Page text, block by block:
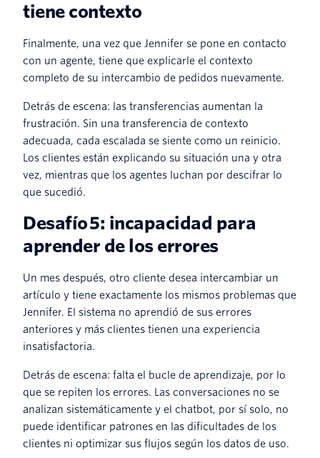
tiene contexto
Finalmente, una vez que Jennifer se pone en contacto
con un agente, tiene que explicarle el contexto
completo de su intercambio de pedidos nuevamente.
Detrás de escena: las transferencias aumentan la
frustración. Sin una transferencia de contexto
adecuada, cada escalada se siente como un reinicio.
Los clientes están explicando su situación una y otra
vez, mientras que los agentes luchan por descifrar lo
que sucedió.
Desafío 5: incapacidad para
aprender de los errores
Un mes después, otro cliente desea intercambiar un
artículo y tiene exactamente los mismos problemas que
Jennifer. El sistema no aprendió de sus errores
anteriores y más clientes tienen una experiencia
insatisfactoria.
Detrás de escena: falta el bucle de aprendizaje, por lo
que se repiten los errores. Las conversaciones no se
analizan sistemáticamente y el chatbot, por sí solo, no
puede identificar patrones en las dificultades de los
clientes ni optimizar sus flujos según los datos de uso.